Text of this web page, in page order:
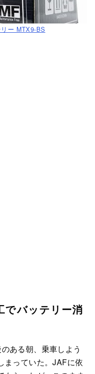
ー MTX9-BS
でバッテリー消
ある朝、乗車しよう
まっていた。JAFに依